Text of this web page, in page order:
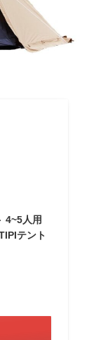
4~5人用
テント